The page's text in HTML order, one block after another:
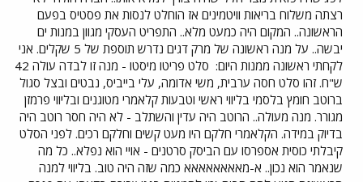
רצתה משלוח בריאות וויטמינים אז הוחלט לנסות את פסטיס בפעם
הראשונה.. המקום היה כמעט מלא.. התפריט העסקי מגוון במנות ים
יבשה.. על מנה ראשונה של מרק דגים נדרש תוספת של 5 שקלים. אני
לקחתי ראשונה ממנות היום:
סלט פריטו מיסטו - מנה זו לבדה עולה 42
ש"ח. זהו סלט חסה ערבית, משי אדומה, עלי בייביס, נבטים ובצל סגול
ברוטב חומץ בלסמי בליווי ראשי וטבעות קלאמרי מטוגנים ובליווי פרמזן
מגורר. מנה מעולה.. הרוטב היה עדין והשתלב - לא היה חסר רוטב היה
בדיוק במידה. הקלאמרי חלקם היו מעט קשים וחלקם רכים. לפני הסלט
קיבלתי כוסית אספרסו עם הביסק סרטנים - אויי הוא נפלא.. כל מה
שנאמר הוא נכון.. א-מאאאאאאאא כמה שזה היה טוב. בליווי למנה